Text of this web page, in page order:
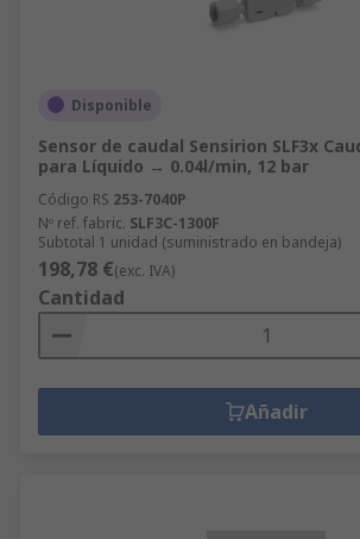
Disponible
Sensor de caudal Sensirion SLF3x
para Líquido → 0.04l/min, 12 bar
Código RS 253-7040P
Nº ref. fabric. SLF3C-1300F
Subtotal 1 unidad (suministrado en bandeja)
198,78 €(exc. IVA)
Cantidad
Añadir